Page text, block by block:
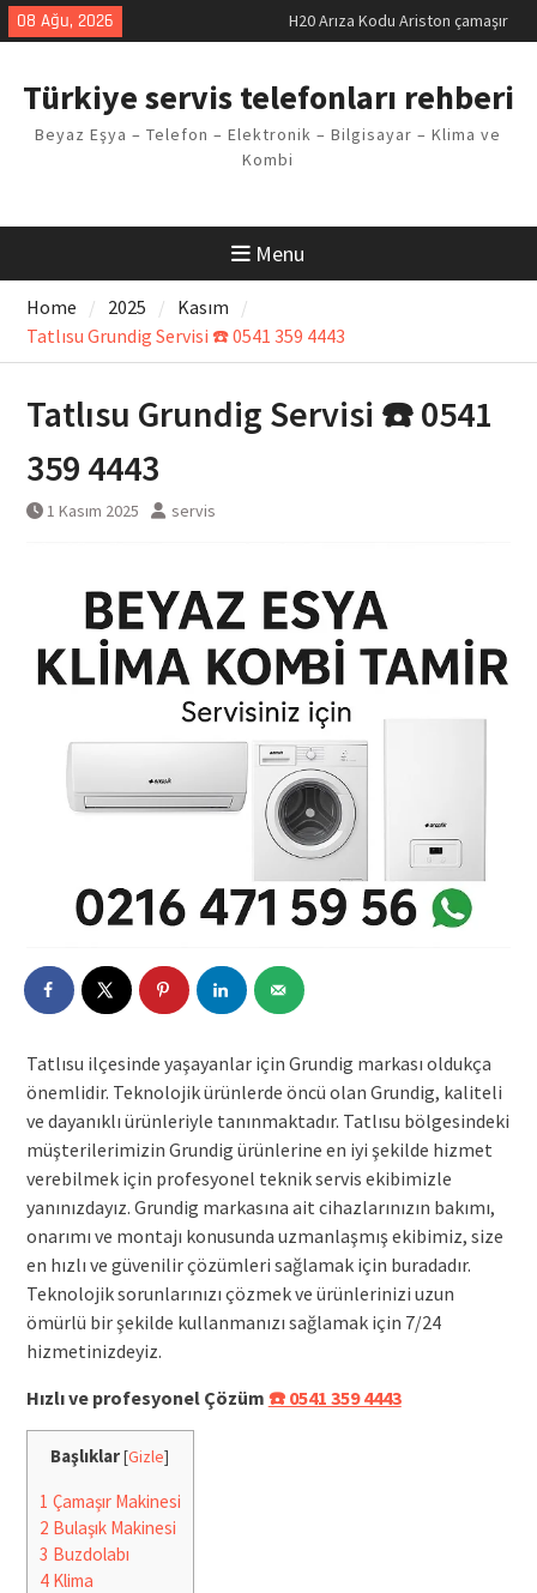
Skip
to
08 Ağu, 2026
LG kombi E2 Arızası Çözümü
Vaillant çamaşır makinesi E03
Arıza Kodu
Ferroli klima E3 Arızası Çözümü
Türkiye servis telefonları rehberi
Beyaz Eşya – Telefon – Elektronik – Bilgisayar – Klima ve
Kombi
Menu
Home 2025
Kasım
Tatlısu Grundig Servisi ☎️ 0541 359 4443
Tatlısu Grundig Servisi ☎️ 0541
359 4443
1 Kasım 2025 servis
Tatlısu ilçesinde yaşayanlar için Grundig markası oldukça
önemlidir. Teknolojik ürünlerde öncü olan Grundig, kaliteli
ve dayanıklı ürünleriyle tanınmaktadır. Tatlısu bölgesindeki
müşterilerimizin Grundig ürünlerine en iyi şekilde hizmet
verebilmek için profesyonel teknik servis ekibimizle
yanınızdayız. Grundig markasına ait cihazlarınızın bakımı,
onarımı ve montajı konusunda uzmanlaşmış ekibimiz, size
en hızlı ve güvenilir çözümleri sağlamak için buradadır.
Teknolojik sorunlarınızı çözmek ve ürünlerinizi uzun
ömürlü bir şekilde kullanmanızı sağlamak için 7/24
hizmetinizdeyiz.
Hızlı ve profesyonel Çözüm ☎️ 0541 359 4443
Başlıklar[Gizle]
1 Çamaşır Makinesi
2 Bulaşık Makinesi
3 Buzdolabı
4Klima